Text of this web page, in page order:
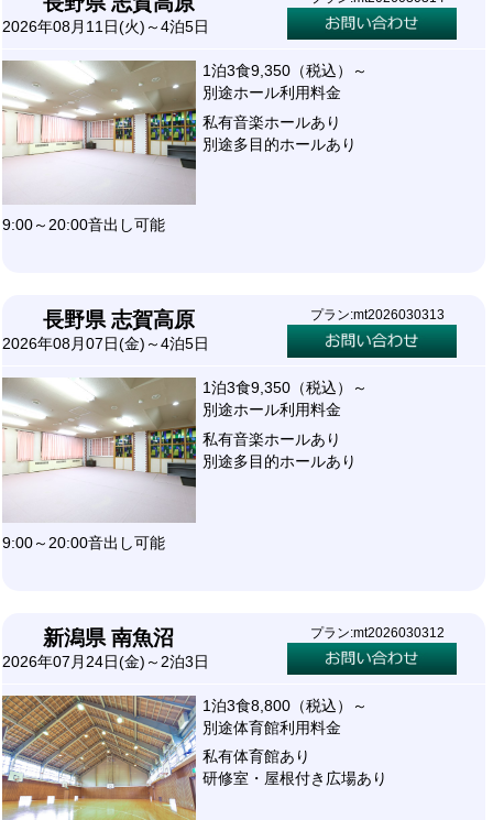
2026年08月11日(火)～4泊5日
1泊3食9,350（税込）～
別途ホール利用料金
私有音楽ホールあり
別途多目的ホールあり
9:00～20:00音出し可能
長野県 志賀高原
2026年08月07日(金)～4泊5日
プラン:mt2026030313
1泊3食9,350（税込）～
別途ホール利用料金
私有音楽ホールあり
別途多目的ホールあり
9:00～20:00音出し可能
新潟県 南魚沼
2026年07月24日(金)～2泊3日
プラン:mt2026030312
1泊3食8,800（税込）～
別途体育館利用料金
私有体育館あり
研修室・屋根付き広場あり